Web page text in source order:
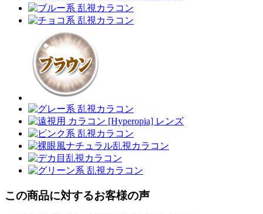
この商品に対するお客様の声